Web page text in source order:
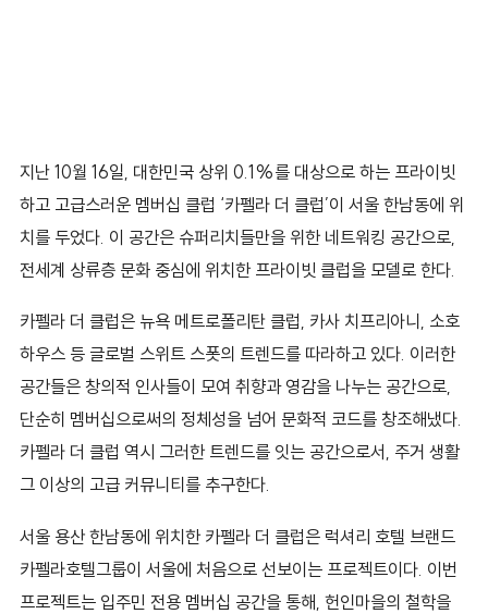
지난 10월 16일, 대한민국 상위 0.1%를 대상으로 하는 프라이빗
하고 고급스러운 멤버십 클럽 ‘카펠라 더 클럽’이 서울 한남동에 위
치를 두었다. 이 공간은 슈퍼리치들만을 위한 네트워킹 공간으로,
전세계 상류층 문화 중심에 위치한 프라이빗 클럽을 모델로 한다.
카펠라 더 클럽은 뉴욕 메트로폴리탄 클럽, 카사 치프리아니, 소호
하우스 등 글로벌 스위트 스폿의 트렌드를 따라하고 있다. 이러한
공간들은 창의적 인사들이 모여 취향과 영감을 나누는 공간으로,
단순히 멤버십으로써의 정체성을 넘어 문화적 코드를 창조해냈다.
카펠라 더 클럽 역시 그러한 트렌드를 잇는 공간으로서, 주거 생활
그 이상의 고급 커뮤니티를 추구한다.
서울 용산 한남동에 위치한 카펠라 더 클럽은 럭셔리 호텔 브랜드
카펠라호텔그룹이 서울에 처음으로 선보이는 프로젝트이다. 이번
프로젝트는 입주민 전용 멤버십 공간을 통해, 헌인마을의 철학을